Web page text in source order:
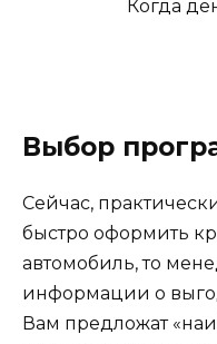
Выбор
Сейчас,
быстро оформить
автомобиль, то
информации о
Вам предложат